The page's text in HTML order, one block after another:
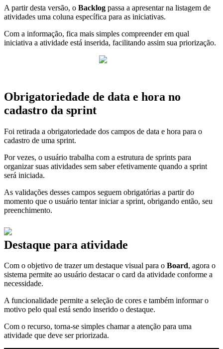
A partir desta versão, o Backlog passa a apresentar na listagem de
atividades uma coluna específica para as iniciativas.
Com a informação, fica mais simples compreender em qual
iniciativa a atividade está inserida, facilitando assim sua priorização.
Obrigatoriedade de data e hora no
cadastro da sprint
Foi retirada a obrigatoriedade dos campos de data e hora para o
cadastro de uma sprint.
Por vezes, o usuário trabalha com a estrutura de sprints para
organizar suas atividades sem saber efetivamente quando a sprint
será iniciada.
As validações desses campos seguem obrigatórias a partir do
momento que o usuário tentar iniciar a sprint, obrigando então, seu
preenchimento.
Destaque para atividade
Com o objetivo de trazer um destaque visual para o Board, agora o
sistema permite ao usuário destacar o card da atividade conforme a
necessidade.
A funcionalidade permite a seleção de cores e também informar o
motivo pelo qual está sendo inserido o destaque.
Com o recurso, torna-se simples chamar a atenção para uma
atividade que deve ser priorizada.